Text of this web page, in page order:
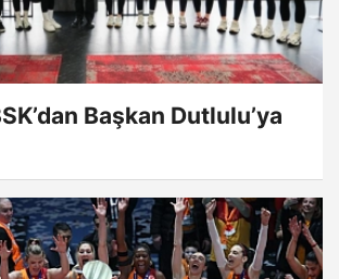
Başkan Dutlulu’ya